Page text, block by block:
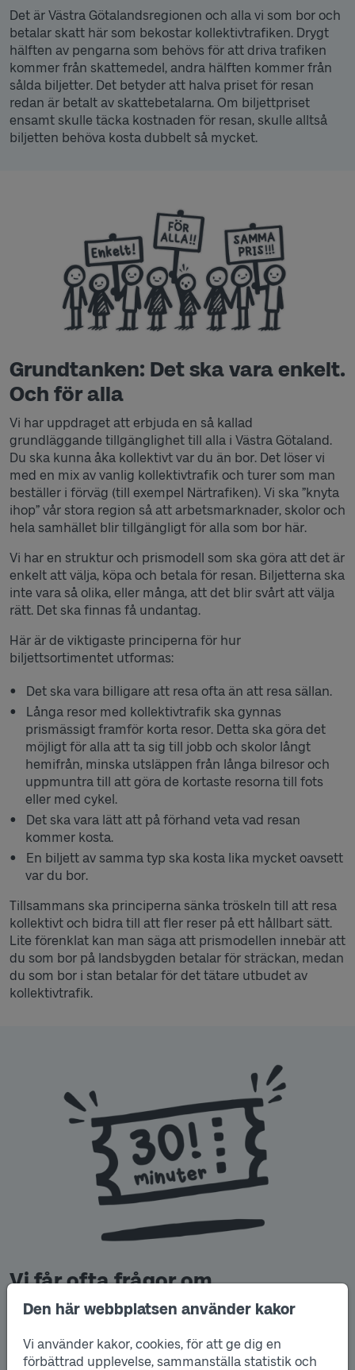
Den här webbplatsen använder kakor
Vi använder kakor, cookies, för att ge dig en
förbättrad upplevelse, sammanställa statistik och
Det är Västra Götalandsregionen och alla vi som bor och
betalar skatt här som bekostar kollektivtrafiken. Drygt
hälften av pengarna som behövs för att driva trafiken
kommer från skattemedel, andra hälften kommer från
sålda biljetter. Det betyder att halva priset för resan
redan är betalt av skattebetalarna. Om biljettpriset
ensamt skulle täcka kostnaden för resan, skulle alltså
biljetten behöva kosta dubbelt så mycket.
Grundtanken: Det ska vara enkelt.
Och för alla
Vi har uppdraget att erbjuda en så kallad
grundläggande tillgänglighet till alla i Västra Götaland.
Du ska kunna åka kollektivt var du än bor. Det löser vi
med en mix av vanlig kollektivtrafik och turer som man
beställer i förväg (till exempel Närtrafiken). Vi ska ”knyta
ihop” vår stora region så att arbetsmarknader, skolor och
hela samhället blir tillgängligt för alla som bor här.
Vi har en struktur och prismodell som ska göra att det är
enkelt att välja, köpa och betala för resan. Biljetterna ska
inte vara så olika, eller många, att det blir svårt att välja
rätt. Det ska finnas få undantag.
Här är de viktigaste principerna för hur
biljettsortimentet utformas:
Det ska vara billigare att resa ofta än att resa sällan.
Långa resor med kollektivtrafik ska gynnas
prismässigt framför korta resor. Detta ska göra det
möjligt för alla att ta sig till jobb och skolor långt
hemifrån, minska utsläppen från långa bilresor och
uppmuntra till att göra de kortaste resorna till fots
eller med cykel.
Det ska vara lätt att på förhand veta vad resan
kommer kosta.
En biljett av samma typ ska kosta lika mycket oavsett
var du bor.
Tillsammans ska principerna sänka tröskeln till att resa
kollektivt och bidra till att fler reser på ett hållbart sätt.
Lite förenklat kan man säga att prismodellen innebär att
du som bor på landsbygden betalar för sträckan, medan
du som bor i stan betalar för det tätare utbudet av
kollektivtrafik.
Vi får ofta frågor om
korttidsbiljetter
eller 38 (vuxen) kronor för en resa, när du reser på